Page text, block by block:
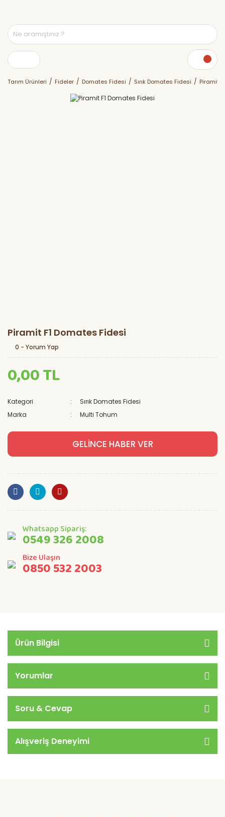
Tarım Ürünleri Fideler Domates Fidesi Sırık Domates Fidesi Piramit
Piramit F1 Domates Fidesi
0 - Yorum Yap
0,00 TL
Kategori
Sırık Domates Fidesi
Marka
Multi Tohum
GELİNCE HABER VER
Whatsapp Sipariş:
0549 326 2008
Bize Ulaşın
0850 532 2003
Ürün Bilgisi
Yorumlar
Soru & Cevap
Alışveriş Deneyimi